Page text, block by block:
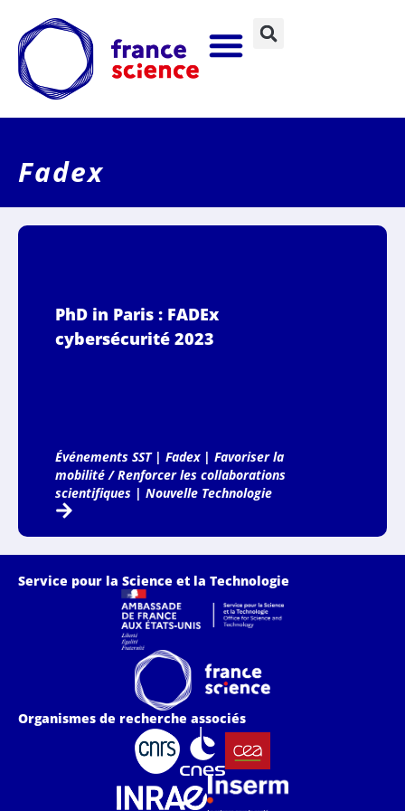
Fadex
PhD in Paris : FADEx
cybersécurité 2023
Événements SST| Fadex| Favoriser la
mobilité / Renforcer les collaborations
scientifiques| Nouvelle Technologie
Service pour la Science et la Technologie
Organismes de recherche associés